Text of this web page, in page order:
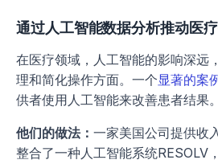
通过人工智能数据分析推动医
在医疗领域，人工智能的影响深远
理和简化操作方面。一个显著的案
供者使用人工智能来改善患者结果。
他们的做法： 一家美国公司提供收
整合了一种人工智能系统RESOLV